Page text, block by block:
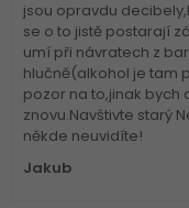
jsou opravdu
se o to jistě postarají
umí při návratech z
hlučně(alkohol je tam
pozor na to,jinak bych
znovu.Navštivte starý
někde neuvidíte!
Jakub